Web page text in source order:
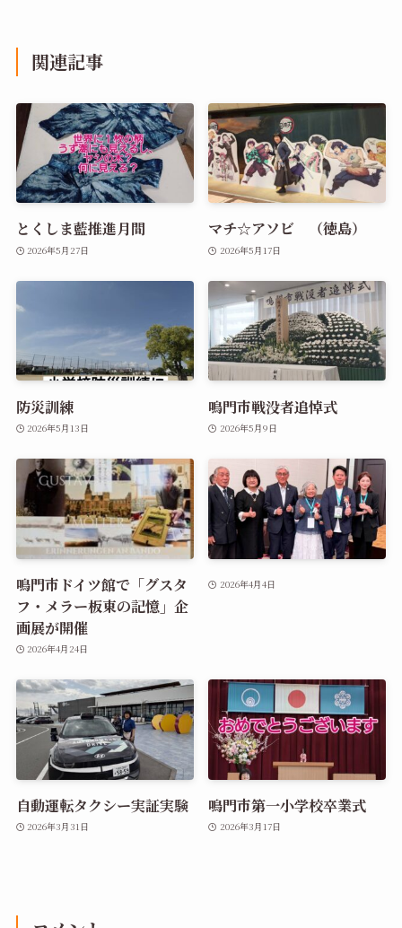
関連記事
とくしま藍推進月間
2026年5月27日
マチ☆アソビ （徳島）
2026年5月17日
防災訓練
2026年5月13日
鳴門市戦没者追悼式
2026年5月9日
鳴門市ドイツ館で「グスタ
フ・メラー板東の記憶」企
画展が開催
2026年4月24日
2026年4月4日
自動運転タクシー実証実験
2026年3月31日
鳴門市第一小学校卒業式
2026年3月17日